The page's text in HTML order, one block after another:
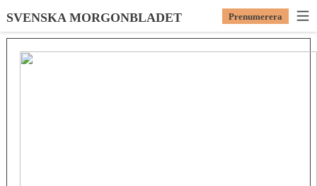
SVENSKA MORGONBLADET Prenumerera